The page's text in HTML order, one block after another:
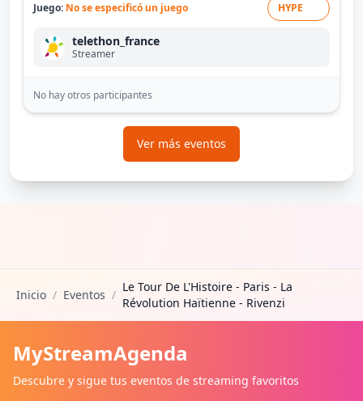
Juego: No se especificó un juego HYPE
telethon_france
Streamer
No hay otros participantes
Ver más eventos
Inicio / Eventos /
Le Tour De L'Histoire - Paris - La
Révolution Haïtienne - Rivenzi
MyStreamAgenda
Descubre y sigue tus eventos de streaming favoritos